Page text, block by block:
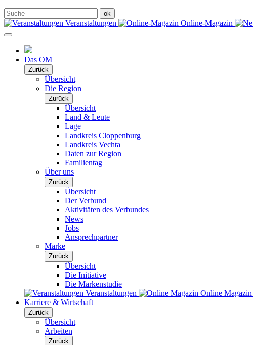
Veranstaltungen Online-Magazin
Das OM
Zurück
Übersicht
Die Region
Zurück
Übersicht
Land & Leute
Lage
Landkreis Cloppenburg
Landkreis Vechta
Daten zur Region
Familientag
Über uns
Zurück
Übersicht
Der Verbund
Aktivitäten des Verbundes
News
Jobs
Ansprechpartner
Marke
Zurück
Übersicht
Die Initiative
Die Markenstudie
Veranstaltungen
Online Magazin
Karriere & Wirtschaft
Zurück
Übersicht
Arbeiten
Zurück